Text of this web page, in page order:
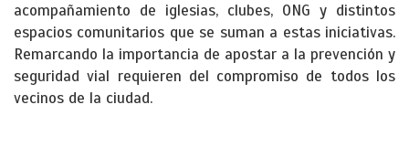
acompañamiento de iglesias, clubes, ONG y distintos
espacios comunitarios que se suman a estas iniciativas.
Remarcando la importancia de apostar a la prevención y
seguridad vial requieren del compromiso de todos los
vecinos de la ciudad.